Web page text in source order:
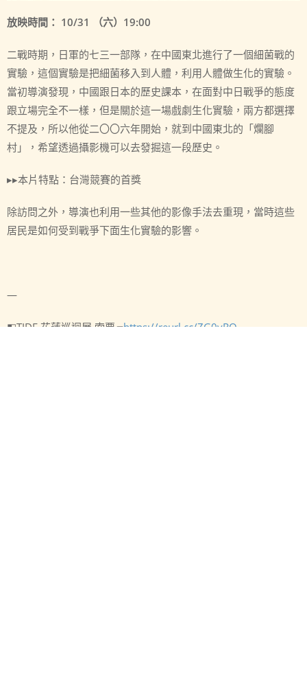
放映時間： 10/31 （六）19:00
二戰時期，日軍的七三一部隊，在中國東北進行了一個細菌戰的
實驗，這個實驗是把細菌移入到人體，利用人體做生化的實驗。
當初導演發現，中國跟日本的歷史課本，在面對中日戰爭的態度
跟立場完全不一樣，但是關於這一場戲劇生化實驗，兩方都選擇
不提及，所以他從二〇〇六年開始，就到中國東北的「爛腳
村」，希望透過攝影機可以去發掘這一段歷史。
▸▸本片特點：台灣競賽的首獎
除訪問之外，導演也利用一些其他的影像手法去重現，當時這些
居民是如何受到戰爭下面生化實驗的影響。
—
◧TIDF 花蓮巡迴展 索票▰https://reurl.cc/ZG0vRQ